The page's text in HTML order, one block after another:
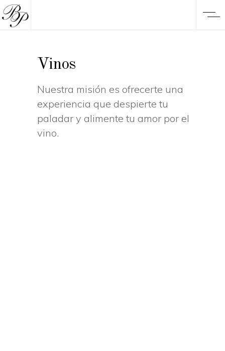
Vinos
Nuestra misión es ofrecerte una
experiencia que despierte tu
paladar y alimente tu amor por el
vino.